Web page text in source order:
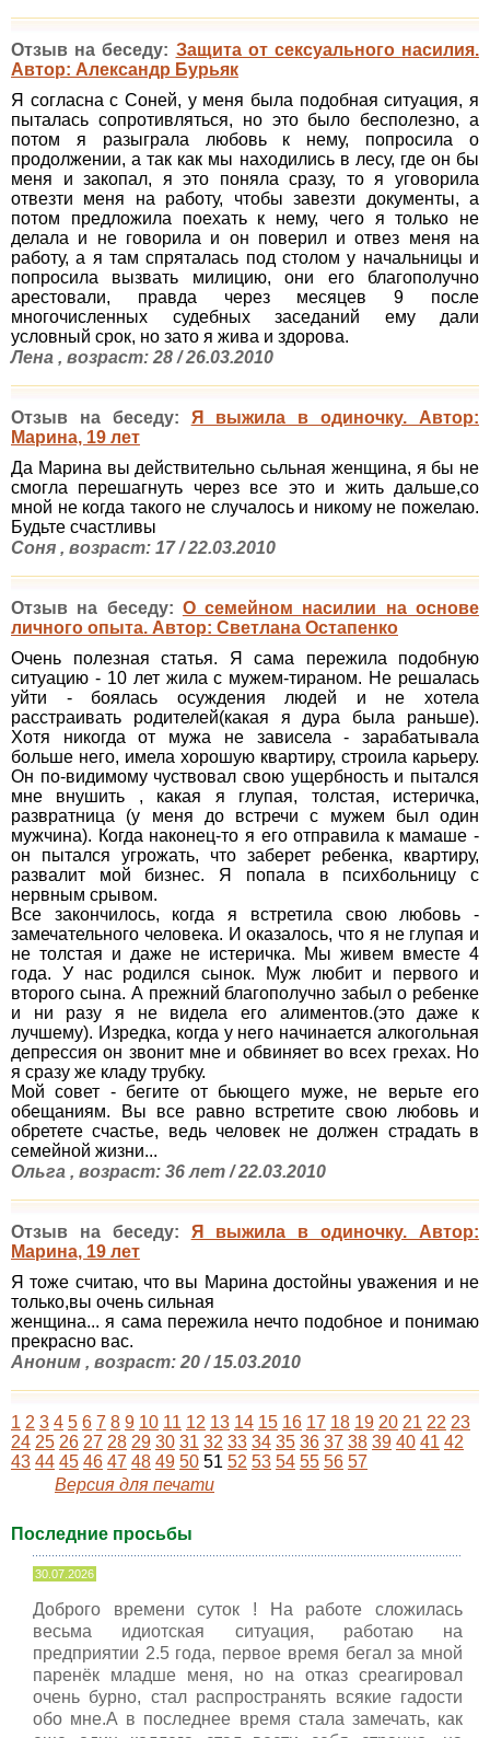
Отзыв на беседу: Защита от сексуального насилия.
Автор: Александр Бурьяк
Я согласна с Соней, у меня была подобная ситуация, я
пыталась сопротивляться, но это было бесполезно, а
потом я разыграла любовь к нему, попросила о
продолжении, а так как мы находились в лесу, где он бы
меня и закопал, я это поняла сразу, то я уговорила
отвезти меня на работу, чтобы завезти документы, а
потом предложила поехать к нему, чего я только не
делала и не говорила и он поверил и отвез меня на
работу, а я там спряталась под столом у начальницы и
попросила вызвать милицию, они его благополучно
арестовали, правда через месяцев 9 после
многочисленных судебных заседаний ему дали
условный срок, но зато я жива и здорова.
Лена , возраст: 28 / 26.03.2010
Отзыв на беседу: Я выжила в одиночку. Автор:
Марина, 19 лет
Да Марина вы действительно сьльная женщина, я бы не
смогла перешагнуть через все это и жить дальше,со
мной не когда такого не случалось и никому не пожелаю.
Будьте счастливы
Соня , возраст: 17 / 22.03.2010
Отзыв на беседу: О семейном насилии на основе
личного опыта. Автор: Светлана Остапенко
Очень полезная статья. Я сама пережила подобную
ситуацию - 10 лет жила с мужем-тираном. Не решалась
уйти - боялась осуждения людей и не хотела
расстраивать родителей(какая я дура была раньше).
Хотя никогда от мужа не зависела - зарабатывала
больше него, имела хорошую квартиру, строила карьеру.
Он по-видимому чуствовал свою ущербность и пытался
мне внушить , какая я глупая, толстая, истеричка,
развратница (у меня до встречи с мужем был один
мужчина). Когда наконец-то я его отправила к мамаше -
он пытался угрожать, что заберет ребенка, квартиру,
развалит мой бизнес. Я попала в психбольницу с
нервным срывом.
Все закончилось, когда я встретила свою любовь -
замечательного человека. И оказалось, что я не глупая и
не толстая и даже не истеричка. Мы живем вместе 4
года. У нас родился сынок. Муж любит и первого и
второго сына. А прежний благополучно забыл о ребенке
и ни разу я не видела его алиментов.(это даже к
лучшему). Изредка, когда у него начинается алкогольная
депрессия он звонит мне и обвиняет во всех грехах. Но
я сразу же кладу трубку.
Мой совет - бегите от бьющего муже, не верьте его
обещаниям. Вы все равно встретите свою любовь и
обретете счастье, ведь человек не должен страдать в
семейной жизни...
Ольга , возраст: 36 лет / 22.03.2010
Отзыв на беседу: Я выжила в одиночку. Автор:
Марина, 19 лет
Я тоже считаю, что вы Марина достойны уважения и не
только,вы очень сильная
женщина... я сама пережила нечто подобное и понимаю
прекрасно вас.
Аноним , возраст: 20 / 15.03.2010
1 2 3 4 5 6 7 8 9 10 11 12 13 14 15 16 17 18 19 20 21 22 23
24 25 26 27 28 29 30 31 32 33 34 35 36 37 38 39 40 41 42
43 44 45 46 47 48 49 50 51 52 53 54 55 56 57
Версия для печати
Последние просьбы
30.07.2026
Доброго времени суток ! На работе сложилась
весьма идиотская ситуация, работаю на
предприятии 2.5 года, первое время бегал за мной
паренёк младше меня, но на отказ среагировал
очень бурно, стал распространять всякие гадости
обо мне.А в последнее время стала замечать, как